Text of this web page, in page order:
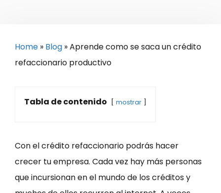
Home » Blog »Aprende como se saca un crédito
refaccionario productivo
Tabla de contenido mostrar
Con el crédito refaccionario podrás hacer
crecer tu empresa. Cada vez hay más personas
que incursionan en el mundo de los créditos y